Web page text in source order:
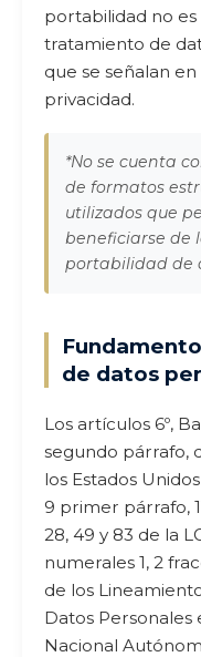
portabilidad no
tratamiento de
que se señalan
privacidad.
*No se cuenta
de formatos
utilizados que
beneficiarse de
portabilidad de
de datos
Los artículos 6º,
segundo párrafo,
los Estados
9 primer párrafo,
28, 49 y 83 de la
numerales 1, 2
de los
Datos Personales
Nacional